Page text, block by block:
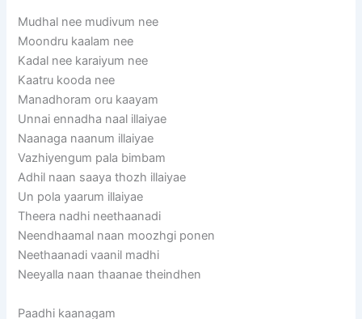
Mudhal nee mudivum nee
Moondru kaalam nee
Kadal nee karaiyum nee
Kaatru kooda nee
Manadhoram oru kaayam
Unnai ennadha naal illaiyae
Naanaga naanum illaiyae
Vazhiyengum pala bimbam
Adhil naan saaya thozh illaiyae
Un pola yaarum illaiyae
Theera nadhi neethaanadi
Neendhaamal naan moozhgi ponen
Neethaanadi vaanil madhi
Neeyalla naan thaanae theindhen
Paadhi kaanagam